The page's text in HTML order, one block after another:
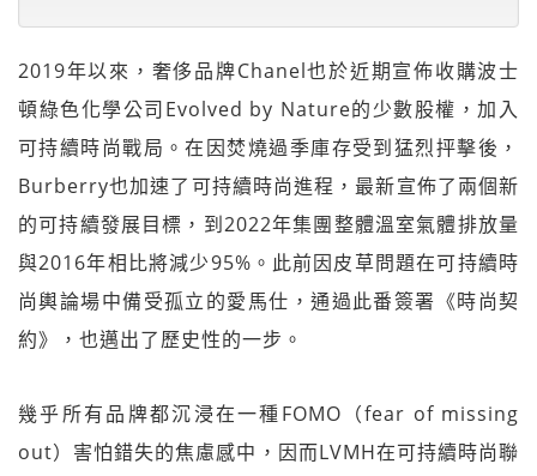
2019年以來，奢侈品牌Chanel也於近期宣佈收購波士
頓綠色化學公司Evolved by Nature的少數股權，加入
可持續時尚戰局。在因焚燒過季庫存受到猛烈抨擊後，
Burberry也加速了可持續時尚進程，最新宣佈了兩個新
的可持續發展目標，到2022年集團整體溫室氣體排放量
與2016年相比將減少95%。此前因皮草問題在可持續時
尚輿論場中備受孤立的愛馬仕，通過此番簽署《時尚契
約》，也邁出了歷史性的一步。
幾乎所有品牌都沉浸在一種FOMO（fear of missing
out）害怕錯失的焦慮感中，因而LVMH在可持續時尚聯